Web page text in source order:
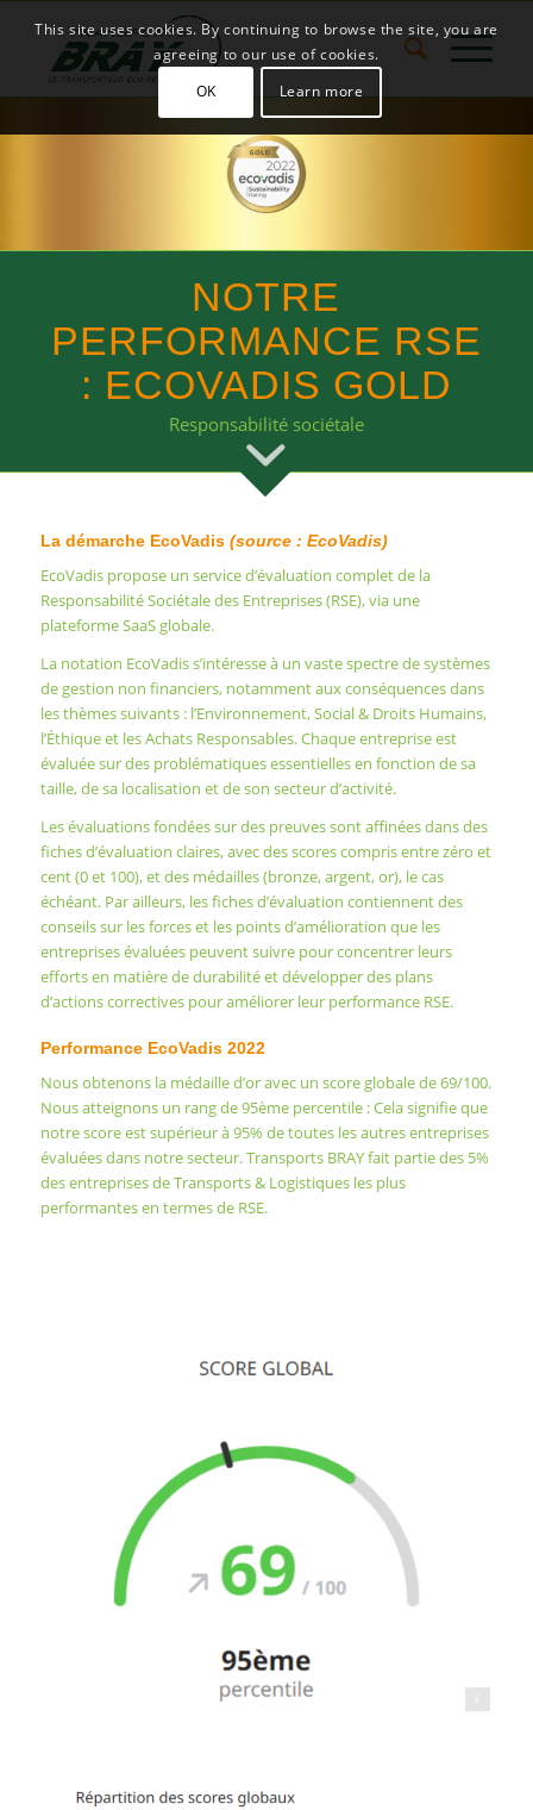
NOTRE
PERFORMANCE RSE
: ECOVADIS GOLD
Responsabilité sociétale
La démarche EcoVadis (source : EcoVadis)
EcoVadis propose un service d’évaluation complet de la
Responsabilité Sociétale des Entreprises (RSE), via une
plateforme SaaS globale.
La notation EcoVadis s’intéresse à un vaste spectre de systèmes
de gestion non financiers, notamment aux conséquences dans
les thèmes suivants : l’Environnement, Social & Droits Humains,
l’Éthique et les Achats Responsables. Chaque entreprise est
évaluée sur des problématiques essentielles en fonction de sa
taille, de sa localisation et de son secteur d’activité.
Les évaluations fondées sur des preuves sont affinées dans des
fiches d’évaluation claires, avec des scores compris entre zéro et
cent (0 et 100), et des médailles (bronze, argent, or), le cas
échéant. Par ailleurs, les fiches d’évaluation contiennent des
conseils sur les forces et les points d’amélioration que les
entreprises évaluées peuvent suivre pour concentrer leurs
efforts en matière de durabilité et développer des plans
d’actions correctives pour améliorer leur performance RSE.
Performance EcoVadis 2022
Nous obtenons la médaille d’or avec un score globale de 69/100.
Nous atteignons un rang de 95ème percentile : Cela signifie que
notre score est supérieur à 95% de toutes les autres entreprises
évaluées dans notre secteur. Transports BRAY fait partie des 5%
des entreprises de Transports & Logistiques les plus
performantes en termes de RSE.
Transports BRAY - Le Transporteur Éco Responsable®
This site uses cookies. By continuing to browse the site, you are
agreeing to our use of cookies.
OK
Learn more